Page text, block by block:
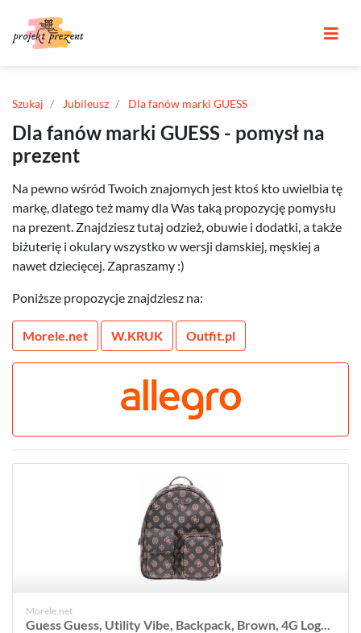
Szukaj Jubileusz Dla fanów marki GUESS
Dla fanów marki GUESS - pomysł na
prezent
Na pewno wśród Twoich znajomych jest ktoś kto uwielbia tę
markę, dlatego też mamy dla Was taką propozycję pomysłu
na prezent. Znajdziesz tutaj odzież, obuwie i dodatki, a także
biżuterię i okulary wszystko w wersji damskiej, męskiej a
nawet dziecięcej. Zapraszamy :)
Poniższe propozycje znajdziesz na:
Morele.net W.KRUK Outfit.pl
Morele.net
Guess Guess, Utility Vibe, Backpack, Brown, 4G Log...